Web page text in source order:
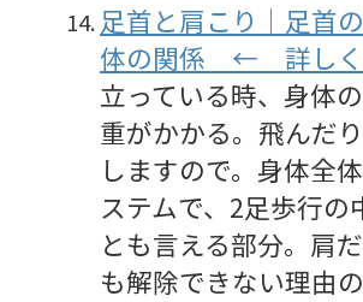
足首と肩こり｜足首
体の関係 ← 詳しく
立っている時、身体
重がかかる。飛んだ
しますので。身体全
ステムで、2足歩行の
とも言える部分。肩
も解除できない理由の